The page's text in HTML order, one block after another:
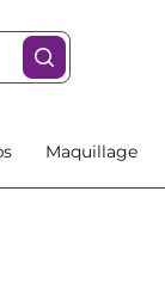
Maquillage